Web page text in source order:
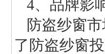
4、品牌影
防盗纱窗
了防盗纱窗